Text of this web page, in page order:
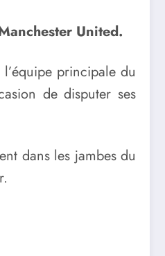
United.
principale du
de disputer ses
dans les jambes du